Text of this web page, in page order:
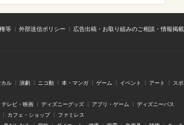
等 外部送信ポリシー
広告出稿・お取り組みのご相談・情報掲
カル 演劇 ニコ動 本・マンガ ゲーム イベント アート ス
テレビ・映画 ディズニーグッズ アプリ・ゲーム ディズニーパス
カフェ・ショップ ファミレス